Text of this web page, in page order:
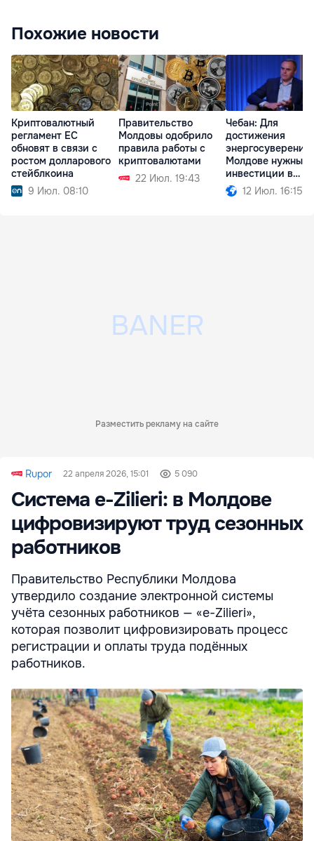
Похожие новости
Криптовалютный
регламент ЕС
обновят в связи с
ростом долларового
стейблкоина
9 Июл. 08:10
Правительство
Молдовы одобрило
правила работы с
криптовалютами
22 Июл. 19:43
Чебан: Для
достижения
Молдове нужны
инвестиции в
миллиарды евро
12 Июл. 16:15
Разместить рекламу на сайте
Rupor 22 апреля 2026, 15:01 5 090
Система e-Zilieri: в Молдове
цифровизируют труд сезонных
работников
Правительство Республики Молдова
утвердило создание электронной системы
учёта сезонных работников — «e-Zilieri»,
которая позволит цифровизировать процесс
регистрации и оплаты труда подённых
работников.